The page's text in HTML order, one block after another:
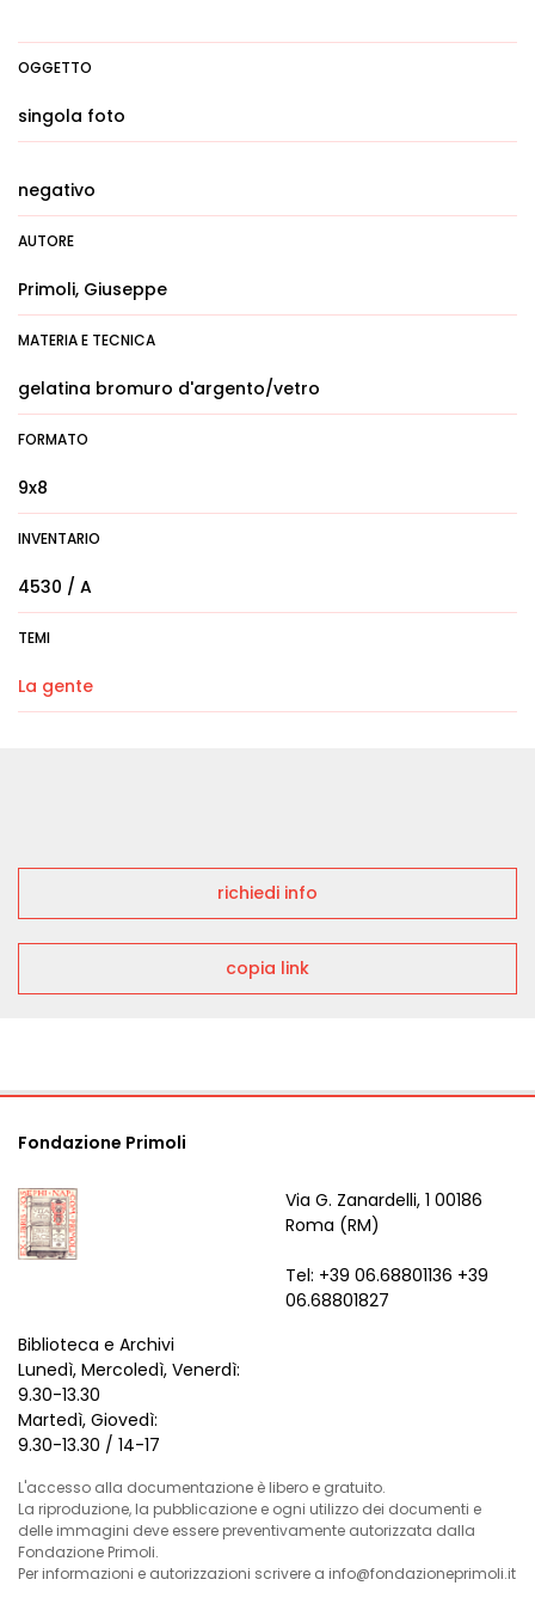
OGGETTO
singola foto
negativo
AUTORE
Primoli, Giuseppe
MATERIA E TECNICA
gelatina bromuro d'argento/vetro
FORMATO
9x8
INVENTARIO
4530 / A
TEMI
La gente
richiedi info
copia link
Fondazione Primoli
Via G. Zanardelli, 1 00186
Roma (RM)
Tel: +39 06.68801136 +39
06.68801827
Biblioteca e Archivi
Lunedì, Mercoledì, Venerdì:
9.30-13.30
Martedì, Giovedì:
9.30-13.30 / 14-17
L'accesso alla documentazione è libero e gratuito.
La riproduzione, la pubblicazione e ogni utilizzo dei documenti e
delle immagini deve essere preventivamente autorizzata dalla
Fondazione Primoli.
Per informazioni e autorizzazioni scrivere a info@fondazioneprimoli.it